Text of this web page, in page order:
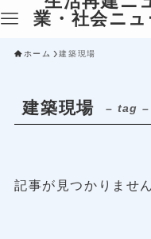
業・社会ニ
ホーム 建築現場
建築現場 – tag –
記事が見つかりませ